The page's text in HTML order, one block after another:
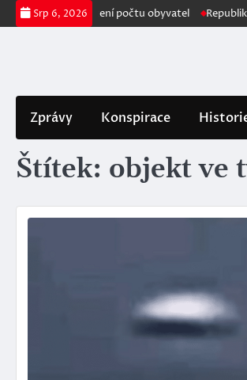
Skip
to
Srp 6, 2026
Fauciho na snížení počtu obyvatel
Zprávy Konspirace
Štítek: objekt ve